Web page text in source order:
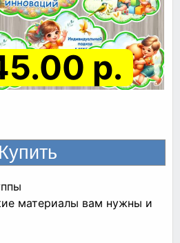
р.
материалы вам нужны и